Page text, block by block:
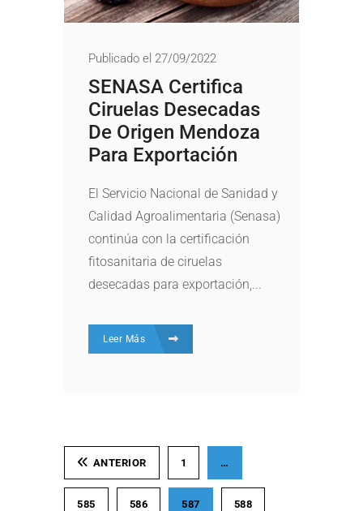
Publicado el 27/09/2022
SENASA Certifica
Ciruelas Desecadas
De Origen Mendoza
Para Exportación
El Servicio Nacional de Sanidad y
Calidad Agroalimentaria (Senasa)
continúa con la certificación
fitosanitaria de ciruelas
desecadas para exportación,...
Leer Más
ANTERIOR 1 …
585 586 587 588